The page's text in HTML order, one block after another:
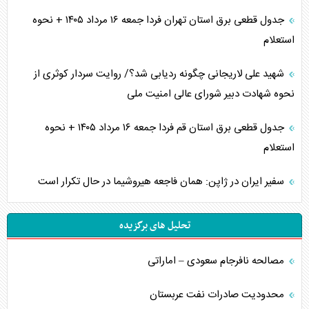
جدول قطعی برق استان تهران فردا جمعه ۱۶ مرداد ۱۴۰۵ + نحوه
استعلام
شهید علی لاریجانی چگونه ردیابی شد؟/ روایت سردار کوثری از
نحوه شهادت دبیر شورای عالی امنیت ملی
جدول قطعی برق استان قم فردا جمعه ۱۶ مرداد ۱۴۰۵ + نحوه
استعلام
سفیر ایران در ژاپن: همان فاجعه هیروشیما در حال تکرار است
تحلیل های برگزیده
مصالحه نافرجام سعودی – اماراتی
محدودیت صادرات نفت عربستان